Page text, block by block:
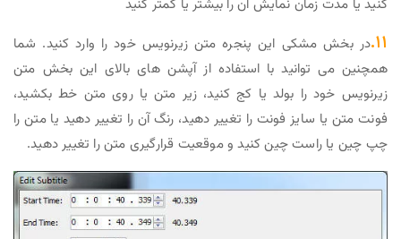
کنید یا مدت زمان نمایش آن را بیشتر یا کمتر کنید
۱۱. در بخش مشکی این پنجره متن زیرنویس خود را وارد کنید. شما
همچنین می توانید با استفاده از آپشن های بالای این بخش متن
زیرنویس خود را بولد یا کج کنید، زیر متن یا روی متن خط بکشید،
فونت متن یا سایز فونت را تغییر دهید، رنگ آن را تغییر دهید یا متن را
چپ چین یا راست چین کنید و موقعیت قرارگیری متن را تغییر دهید.